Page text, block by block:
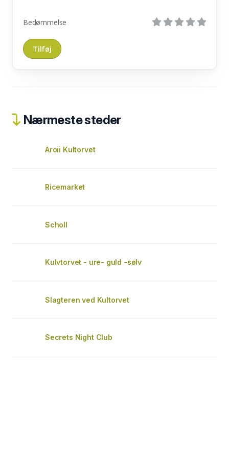
Bedømmelse
Nærmeste steder
Aroii Kultorvet
Ricemarket
Scholl
Kulvtorvet - ure- guld -sølv
Slagteren ved Kultorvet
Secrets Night Club